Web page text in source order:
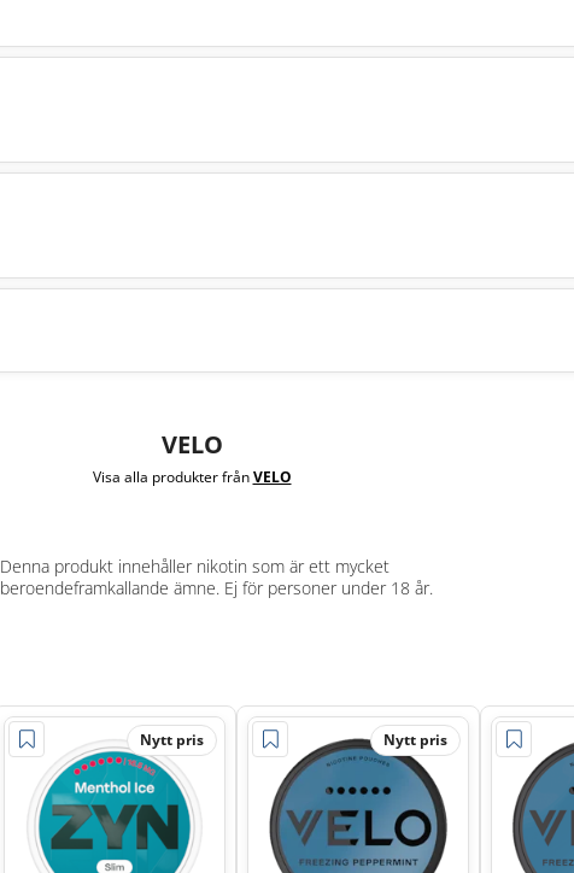
VELO
Visa alla produkter frånVELO
Denna produkt innehåller nikotin som är ett mycket
beroendeframkallande ämne. Ej för personer under 18 år.
Nytt pris Nytt pris